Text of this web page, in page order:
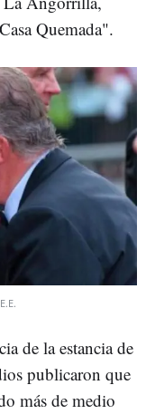
Quemada".
E.E.
de la estancia de
publicaron que
más de medio